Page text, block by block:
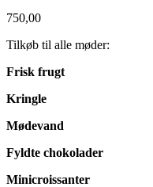
750,00
Tilkøb til alle møder:
Frisk frugt
Kringle
Mødevand
Fyldte chokolader
Minicroissanter